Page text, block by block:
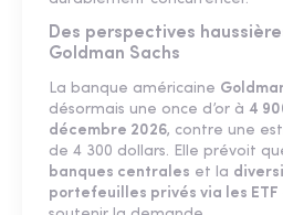
Des perspectives
Goldman Sachs
La banque américaine
désormais une once d’or à 4
décembre 2026, contre une
de 4 300 dollars. Elle prévoit
banques centrales et la
portefeuilles privés via les ETF